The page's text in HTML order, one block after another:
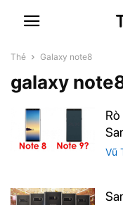
Thẻ Galaxy note8
galaxy
Vũ